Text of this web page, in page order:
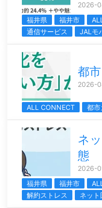
2026-
福井県
福井市
通信サービス
JALモ
都
2026-
ALL CONNECT 都市
ネ
態
2026-
福井県
福井市
解約ストレス
ネット